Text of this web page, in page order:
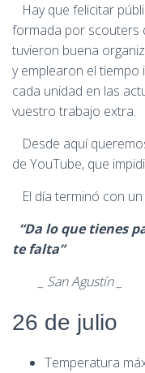
Hay que felicitar
formada por scouters
tuvieron buena
y emplearon el
cada unidad en las
vuestro trabajo extra.
Desde aquí
de YouTube, que
El día terminó con
“Da lo que tienes
te falta”
_ San Agustín _
26 de julio
Temperatura